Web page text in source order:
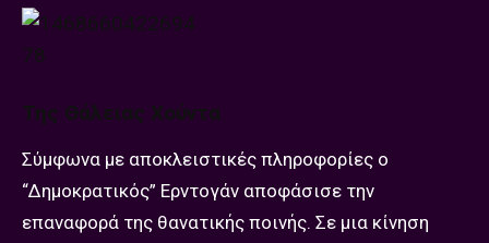
Της Θάλειας Χούντα
Σύμφωνα με αποκλειστικές πληροφορίες ο
“Δημοκρατικός” Ερντογάν αποφάσισε την
επαναφορά της θανατικής ποινής. Σε μια κίνηση